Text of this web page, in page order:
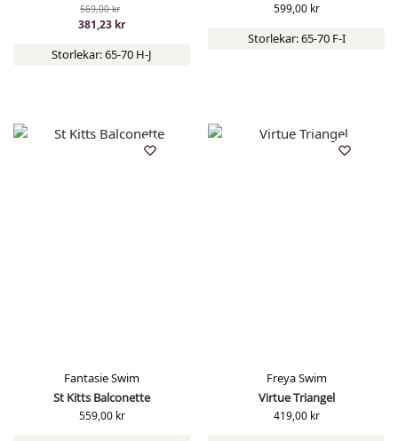
569,00kr
381,23 kr
Storlekar: 65-70 H-J
599,00 kr
Storlekar: 65-70 F-I
Fantasie Swim
St Kitts Balconette
559,00 kr
Freya Swim
Virtue Triangel
419,00 kr